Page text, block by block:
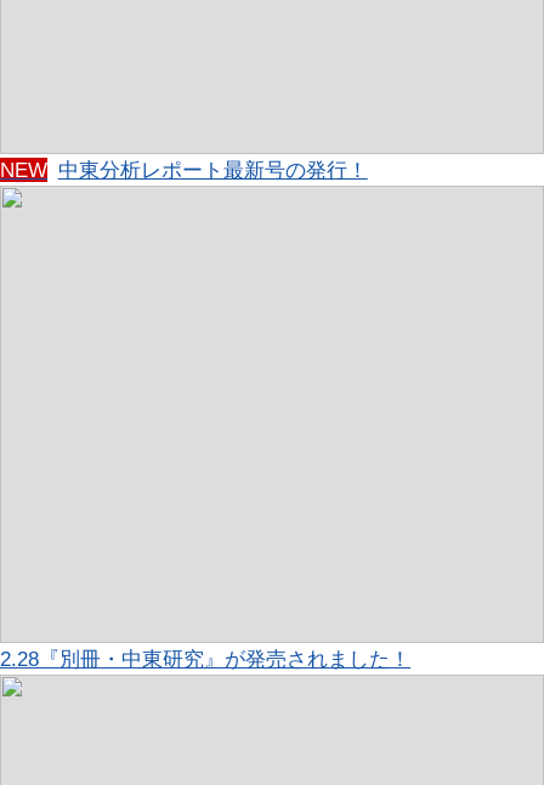
NEW 中東分析レポート最新号の発行！
2.28『別冊・中東研究』が発売されました！